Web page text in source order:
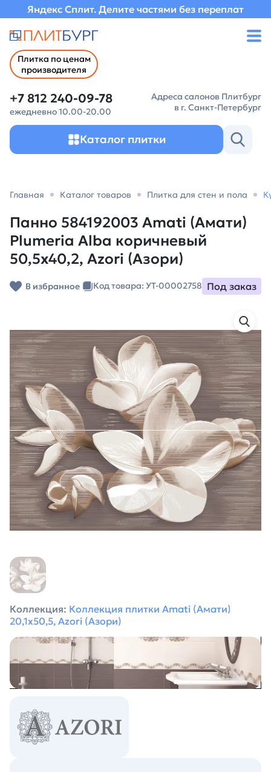
Яндекс Сплит. Делите частями без переплат
Плитка по ценам
производителя
+7 812 240-09-78
ежедневно 10.00-20.00
Адреса салонов Плитбург
в г. Санкт-Петербург
Каталог плитки
Главная Каталог товаров Плитка для стен и пола
Панно 584192003 Amati (Амати)
Plumeria Alba коричневый
50,5х40,2, Azori (Азори)
В избранное Код товара: УТ-00002758 Под заказ
Коллекция: Коллекция плитки Amati (Амати)
20,1х50,5, Azori (Азори)